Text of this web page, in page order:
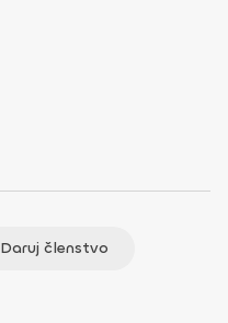
Daruj členstvo